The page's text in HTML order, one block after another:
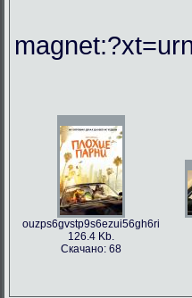
ouzps6gvstp9s6ezui56gh6ri
126.4 Kb.
Скачано: 68